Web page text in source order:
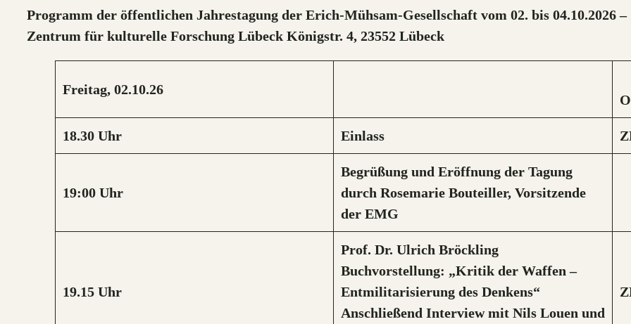
Programm der öffentlichen Jahrestagung der Erich-Mühsam-Gesellschaft vom 02. bis 04.10.2026
Zentrum für kulturelle Forschung Lübeck Königstr. 4, 23552 Lübeck
Freitag, 02.10.26
18.30 Uhr Einlass
19:00 Uhr
Begrüßung und Eröffnung der Tagung
durch Rosemarie Bouteiller, Vorsitzende
der EMG
19.15 Uhr
Prof. Dr. Ulrich Bröckling
Buchvorstellung: „Kritik der Waffen –
Entmilitarisierung des Denkens“
Anschließend Interview mit Nils Louen und